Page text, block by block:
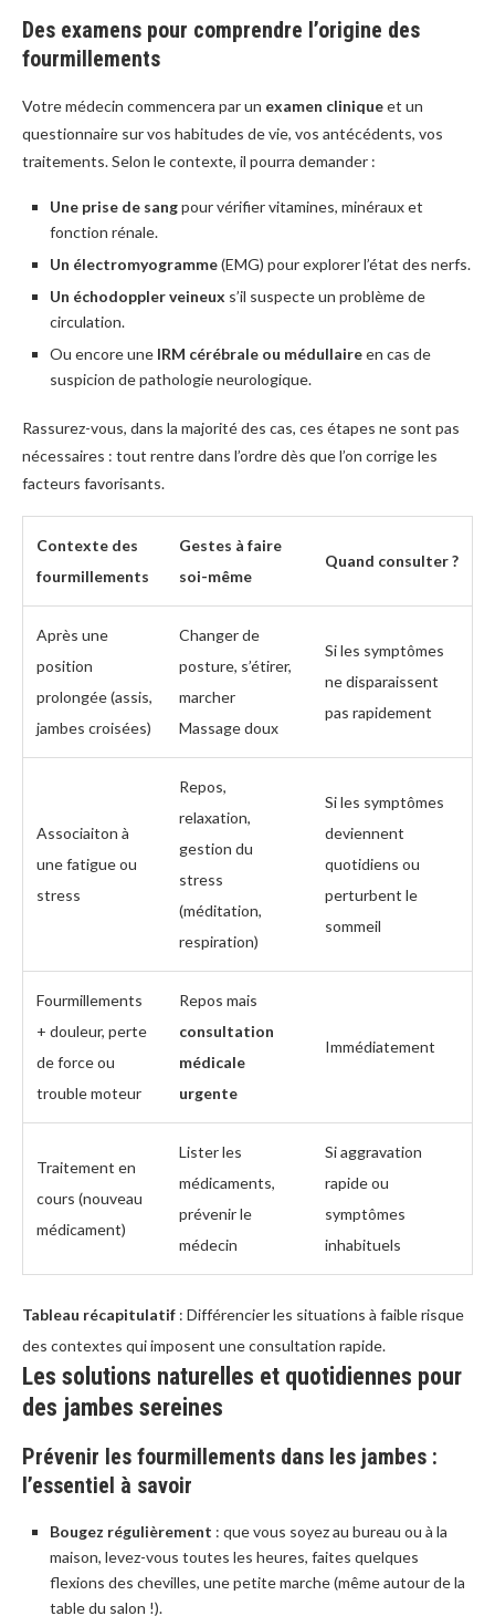
Des examens pour comprendre l’origine des
fourmillements
Votre médecin commencera par un examen cliniqueet un
questionnaire sur vos habitudes de vie, vos antécédents, vos
traitements. Selon le contexte, il pourra demander :
Une prise de sangpour vérifier vitamines, minéraux et
fonction rénale.
Un électromyogramme(EMG) pour explorer l’état des nerfs.
Un échodoppler veineux s’il suspecte un problème de
circulation.
Ou encore une IRM cérébrale ou médullaireen cas de
suspicion de pathologie neurologique.
Rassurez-vous, dans la majorité des cas, ces étapes ne sont pas
nécessaires : tout rentre dans l’ordre dès que l’on corrige les
facteurs favorisants.
Contexte des
fourmillements
Gestes à faire
soi-même
Quand consulter ?
Après une
position
prolongée (assis,
jambes croisées)
Changer de
posture, s’étirer,
marcher
Massage doux
Si les symptômes
ne disparaissent
pas rapidement
Associaiton à
une fatigue ou
stress
Repos,
relaxation,
gestion du
stress
(méditation,
respiration)
Si les symptômes
deviennent
quotidiens ou
perturbent le
sommeil
Fourmillements
+ douleur, perte
de force ou
trouble moteur
Repos mais
consultation
médicale
urgente
Immédiatement
Traitement en
cours (nouveau
médicament)
Lister les
médicaments,
prévenir le
médecin
Si aggravation
rapide ou
symptômes
inhabituels
Tableau récapitulatif : Différencier les situations à faible risque
des contextes qui imposent une consultation rapide.
Les solutions naturelles et quotidiennes pour
des jambes sereines
Prévenir les fourmillements dans les jambes :
l’essentiel à savoir
Bougez régulièrement : que vous soyez au bureau ou à la
maison, levez-vous toutes les heures, faites quelques
flexions des chevilles, une petite marche (même autour de la
table du salon !).